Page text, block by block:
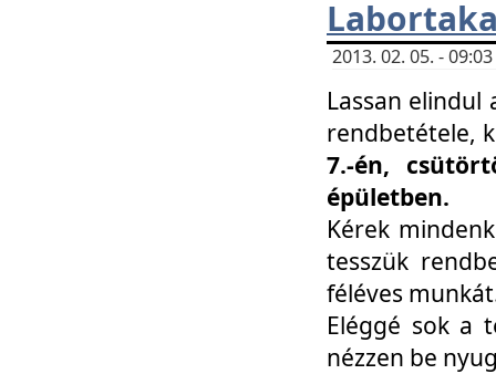
2013. 02. 05. -
Lassan elindul
rendbetétele,
7.-én,
épületben.
Kérek
tesszük
féléves
Eléggé sok a
nézzen be